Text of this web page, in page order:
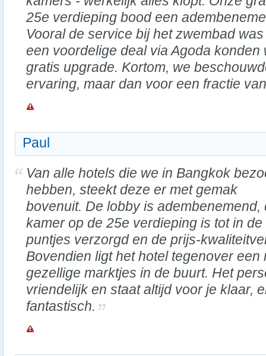
25e verdieping bood een
Vooral de service bij het zwembad
een voordelige deal via Agoda konden
gratis upgrade. Kortom, we
ervaring, maar dan voor een fractie
Paul
Van alle hotels die we in Bangkok
hebben, steekt deze er met gemak
bovenuit. De lobby is adembenemend,
kamer op de 25e verdieping is tot in de
puntjes verzorgd en de prijs-
Bovendien ligt het hotel tegenover
gezellige marktjes in de buurt. Het
vriendelijk en staat altijd voor je klaar,
fantastisch.